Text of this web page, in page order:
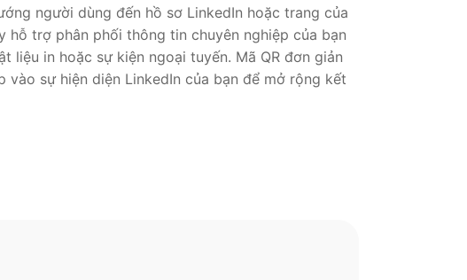
người dùng đến hồ sơ LinkedIn hoặc trang của
hỗ trợ phân phối thông tin chuyên nghiệp của bạn
liệu in hoặc sự kiện ngoại tuyến. Mã QR đơn giản
vào sự hiện diện LinkedIn của bạn để mở rộng kết